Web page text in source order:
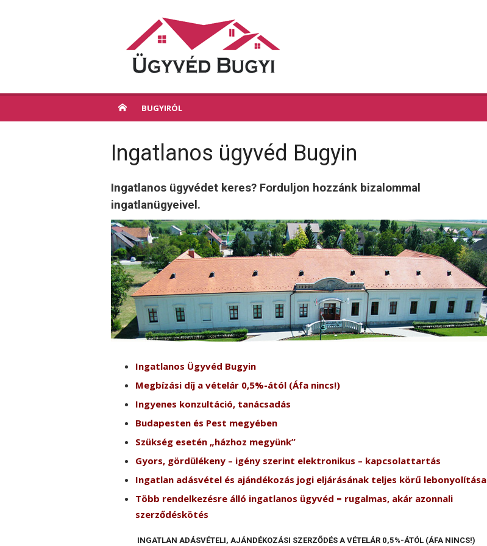
BUGYIRÓL
Ingatlanos ügyvéd Bugyin
Ingatlanos ügyvédet keres? Forduljon hozzánk bizalommal
ingatlanügyeivel.
Ingatlanos Ügyvéd Bugyin
Megbízási díj a vételár 0,5%-ától (Áfa nincs!)
Ingyenes konzultáció, tanácsadás
Budapesten és Pest megyében
Szükség esetén „házhoz megyünk”
Gyors, gördülékeny – igény szerint elektronikus – kapcsolattartás
Ingatlan adásvétel és ajándékozás jogi eljárásának teljes körű lebonyolítása
Több rendelkezésre álló ingatlanos ügyvéd = rugalmas, akár azonnali
szerződéskötés
INGATLAN ADÁSVÉTELI, AJÁNDÉKOZÁSI SZERZŐDÉS A VÉTELÁR 0,5%-ÁTÓL (ÁFA NINCS!)